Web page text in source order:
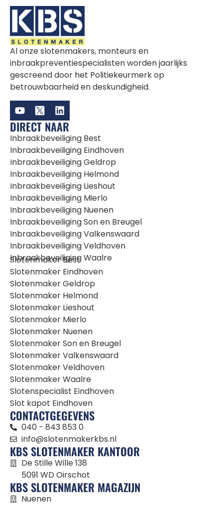
Al onze slotenmakers, monteurs en
inbraakpreventiespecialisten worden jaarlijks
gescreend door het Politiekeurmerk op
betrouwbaarheid en deskundigheid.
DIRECT NAAR
Inbraakbeveiliging Best
Inbraakbeveiliging Eindhoven
Inbraakbeveiliging Geldrop
Inbraakbeveiliging Helmond
Inbraakbeveiliging Lieshout
Inbraakbeveiliging Mierlo
Inbraakbeveiliging Nuenen
Inbraakbeveiliging Son en Breugel
Inbraakbeveiliging Valkenswaard
Inbraakbeveiliging Veldhoven
Inbraakbeveiliging Waalre
Slotenmaker Best
Slotenmaker Eindhoven
Slotenmaker Geldrop
Slotenmaker Helmond
Slotenmaker Lieshout
Slotenmaker Mierlo
Slotenmaker Nuenen
Slotenmaker Son en Breugel
Slotenmaker Valkenswaard
Slotenmaker Veldhoven
Slotenmaker Waalre
Slotenspecialist Eindhoven
Slot kapot Eindhoven
CONTACTGEGEVENS
040 - 843 853 0
info@slotenmakerkbs.nl
KBS SLOTENMAKER KANTOOR
De Stille Wille 138
5091 WD Oirschot
KBS SLOTENMAKER MAGAZIJN
Nuenen